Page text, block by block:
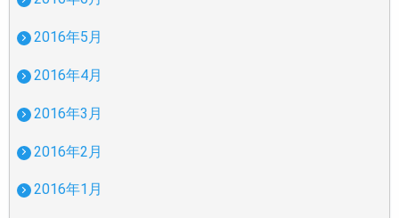
2016年5月
2016年4月
2016年3月
2016年2月
2016年1月